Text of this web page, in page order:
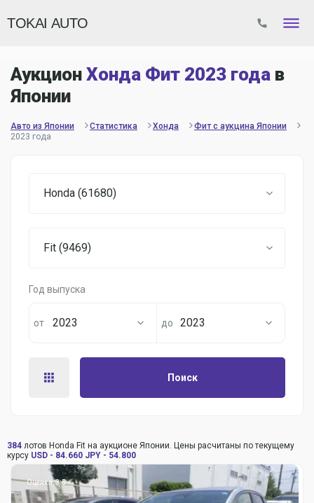
TOKAI AUTO
Аукцион Хонда Фит 2023 года в
Японии
Авто из Японии Статистика Хонда
Фит с аукцина Японии
2023 года
Honda (61680)
Fit (9469)
Год выпуска
2023 2023
Поиск
384 лотов Honda Fit на аукционе Японии. Цены расчитаны по текущему
курсу USD - 84.660 JPY - 54.800
Оценка: 3.5